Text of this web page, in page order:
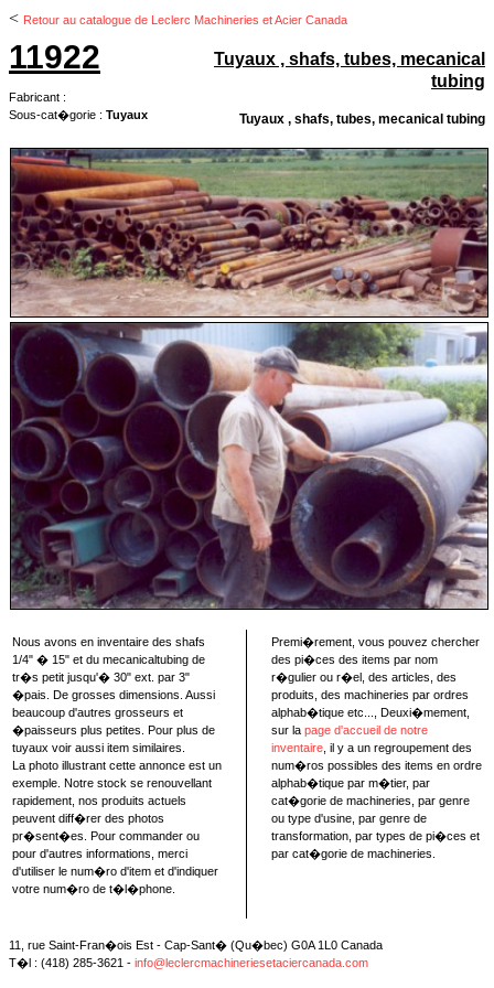
< Retour au catalogue de Leclerc Machineries et Acier Canada
11922
Fabricant :
Sous-cat�gorie : Tuyaux
Tuyaux , shafs, tubes, mecanical
tubing
Tuyaux , shafs, tubes, mecanical tubing
Nous avons en inventaire des shafs
1/4" � 15" et du mecanicaltubing de
tr�s petit jusqu'� 30" ext. par 3"
�pais. De grosses dimensions. Aussi
beaucoup d'autres grosseurs et
�paisseurs plus petites. Pour plus de
tuyaux voir aussi item similaires.
La photo illustrant cette annonce est un
exemple. Notre stock se renouvellant
rapidement, nos produits actuels
peuvent diff�rer des photos
pr�sent�es. Pour commander ou
pour d'autres informations, merci
d'utiliser le num�ro d'item et d'indiquer
votre num�ro de t�l�phone.
Premi�rement, vous pouvez chercher
des pi�ces des items par nom
r�gulier ou r�el, des articles, des
produits, des machineries par ordres
alphab�tique etc..., Deuxi�mement,
sur la page d'accueil de notre
inventaire , il y a un regroupement des
num�ros possibles des items en ordre
alphab�tique par m�tier, par
cat�gorie de machineries, par genre
ou type d'usine, par genre de
transformation, par types de pi�ces et
par cat�gorie de machineries.
11, rue Saint-Fran�ois Est - Cap-Sant� (Qu�bec) G0A 1L0 Canada
T�l : (418) 285-3621 - info@leclercmachineriesetaciercanada.com